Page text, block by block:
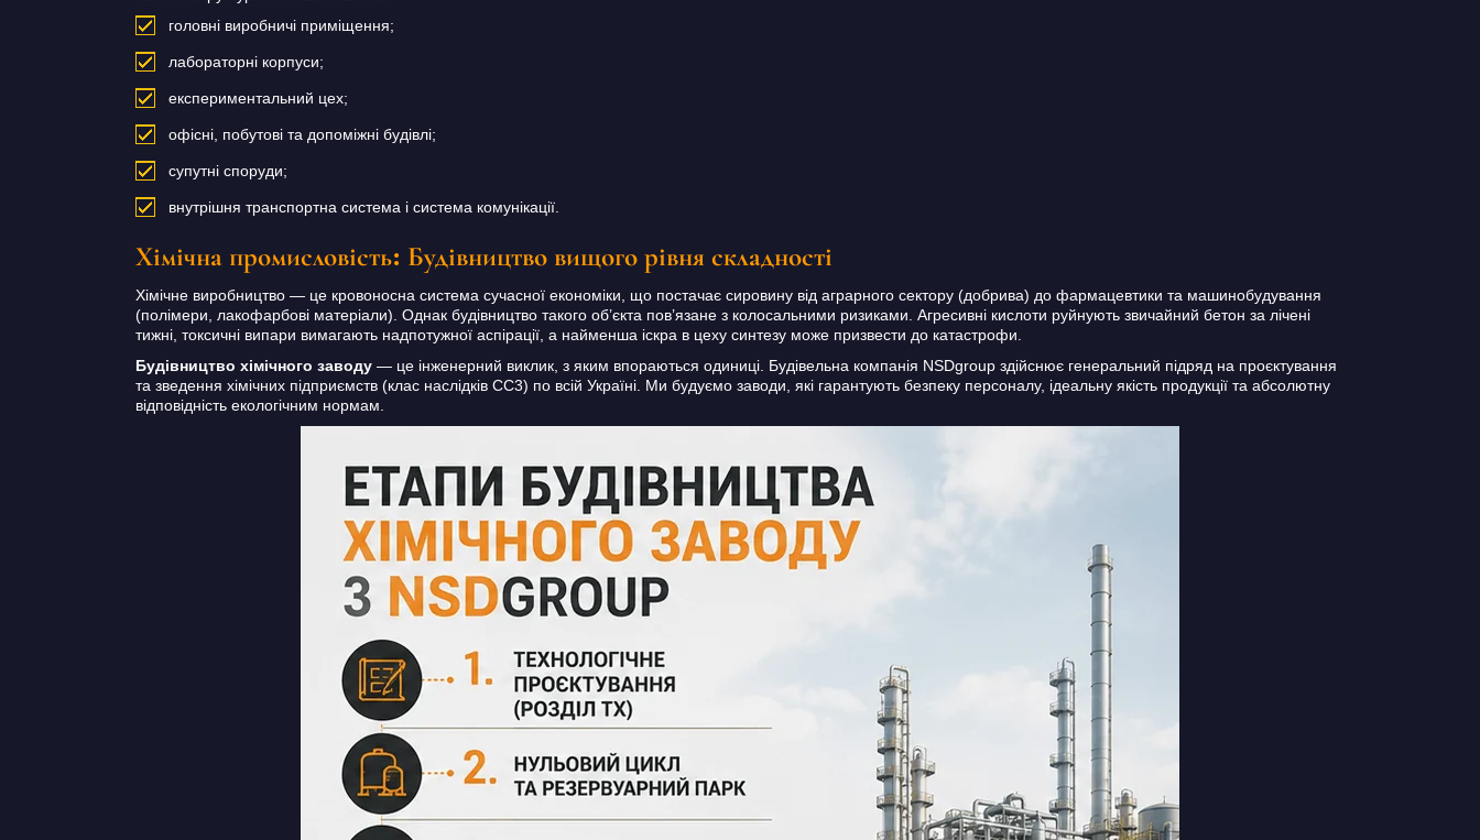
головні виробничі приміщення;
лабораторні корпуси;
експериментальний цех;
офісні, побутові та допоміжні будівлі;
супутні споруди;
внутрішня транспортна система і система комунікації.
Хімічна промисловість: Будівництво вищого рівня складності
Хімічне виробництво — це кровоносна система сучасної економіки, що постачає сировину від аграрного сектору (добрива) до фармацевтики та машинобудування
(полімери, лакофарбові матеріали). Однак будівництво такого об’єкта пов’язане з колосальними ризиками. Агресивні кислоти руйнують звичайний бетон за лічені
тижні, токсичні випари вимагають надпотужної аспірації, а найменша іскра в цеху синтезу може призвести до катастрофи.
Будівництво хімічного заводу— це інженерний виклик, з яким впораються одиниці. Будівельна компанія NSDgroup здійснює генеральний підряд на проєктування
та зведення хімічних підприємств (клас наслідків СС3) по всій Україні. Ми будуємо заводи, які гарантують безпеку персоналу, ідеальну якість продукції та абсолютну
відповідність екологічним нормам.